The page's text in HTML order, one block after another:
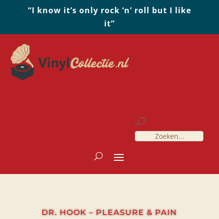
“I know it’s only rock ‘n’ roll but I like
it”
DR. HOOK – PLEASURE & PAIN